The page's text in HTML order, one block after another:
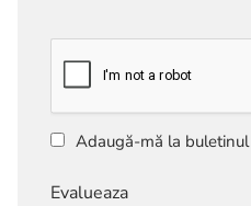
Adaugă-mă la
Evalueaza